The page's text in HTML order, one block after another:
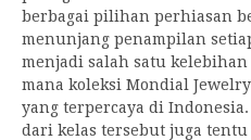
berbagai pilihan perhiasan
menunjang penampilan
menjadi salah satu
mana koleksi Mondial
yang terpercaya di
dari kelas tersebut juga